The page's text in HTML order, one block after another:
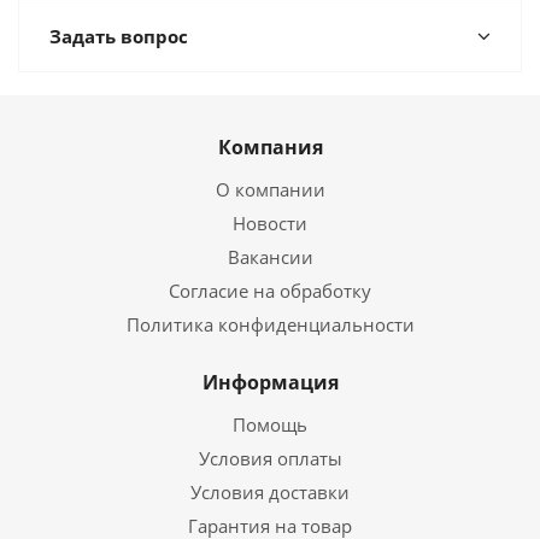
Задать вопрос
Компания
О компании
Новости
Вакансии
Согласие на обработку
Политика конфиденциальности
Информация
Помощь
Условия оплаты
Условия доставки
Гарантия на товар